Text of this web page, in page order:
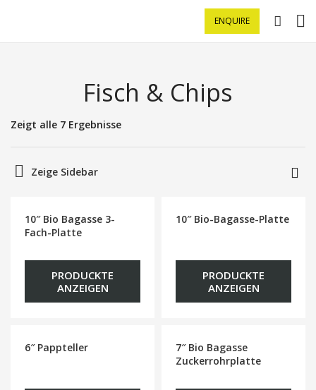
ENQUIRE
Fisch & Chips
Zeigt alle 7 Ergebnisse
Zeige Sidebar
10″ Bio Bagasse 3-
Fach-Platte
PRODUCKTE
ANZEIGEN
10″ Bio-Bagasse-Platte
PRODUCKTE
ANZEIGEN
6″ Pappteller
7″ Bio Bagasse
Zuckerrohrplatte